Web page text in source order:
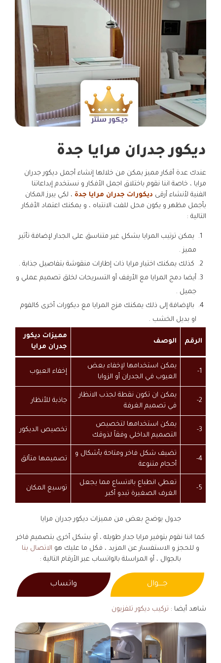
ديكور جدران مرايا جدة
عندك عدة أفكار مميز يمكن من خلالها إنشاء أجمل ديكور جدران
مرايا ، خاصة اننا نقوم باختلاق اجمل الأفكار و نستخدم إبداعاتنا
الفنية لأنشاء أرقى ديكورات جدران مرايا جدة ، لكي يبرز المكان
بأجمل مظهر و يكون محل للفت الانتباه ، و يمكنك اعتماد الأفكار
التالية :
يمكن ترتيب المرايا بشكل غير متناسق على الجدار لإضافة تأثير
مميز .
كذلك يمكنك اختيار مرايا ذات إطارات منقوشة بتفاصيل جذابة .
أيضا دمج المرايا مع الأرفف أو التسريحات لخلق تصميم عملي و
جميل .
بالإضافة إلى ذلك يمكنك مزج المرايا مع ديكورات أخرى كالفوم
او بديل الخشب .
الرقم الوصف
مميزات ديكور
جدران مرايا
1-
يمكن استخدامها لإخفاء بعض
العيوب في الجدران أو الزوايا
إخفاء العيوب
2-
يمكن ان تكون نقطة لجذب الانظار
في تصميم الغرفة
جاذبة للأنظار
3-
يمكن استخدامها لتخصيص
التصميم الداخلي وفقاً لذوقك
تخصيص الديكور
4-
تضيف شكل فاخر ومتاحة بأشكال و
أحجام متنوعة
تصميمها متألق
5-
تعطي انطباع بالاتساع مما يجعل
الغرف الصغيرة تبدو أكبر
توسيع المكان
جدول يوضح بعض من مميزات ديكور جدران مرايا
كما اننا نقوم بتوفير مرايا جدار طويله ، أو بشكل أخرى بتصميم فاخر
و للحجز و الاستفسار عن المزيد ، فكل ما عليك هو الاتصال بنا
بالجوال ، أو المراسلة بالواتساب عبر الأرقام التالية :
جــــوال واتساب
شاهد أيضا : تركيب ديكور تلفزيون